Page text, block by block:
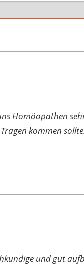
Homöopathen
kommen
und gut